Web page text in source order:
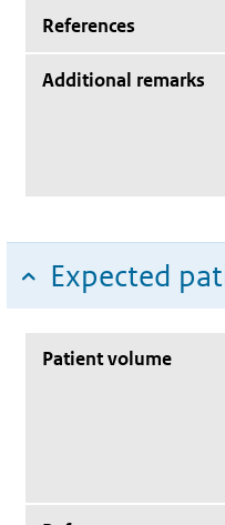
References
Additional remarks
Expected
Patient volume